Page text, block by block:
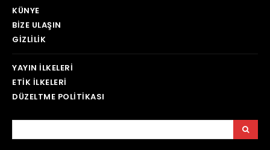
KÜNYE
BIZE ULAŞIN
GIZLILIK
YAYIN İLKELERI
ETIK İLKELERI
DÜZELTME POLITIKASI